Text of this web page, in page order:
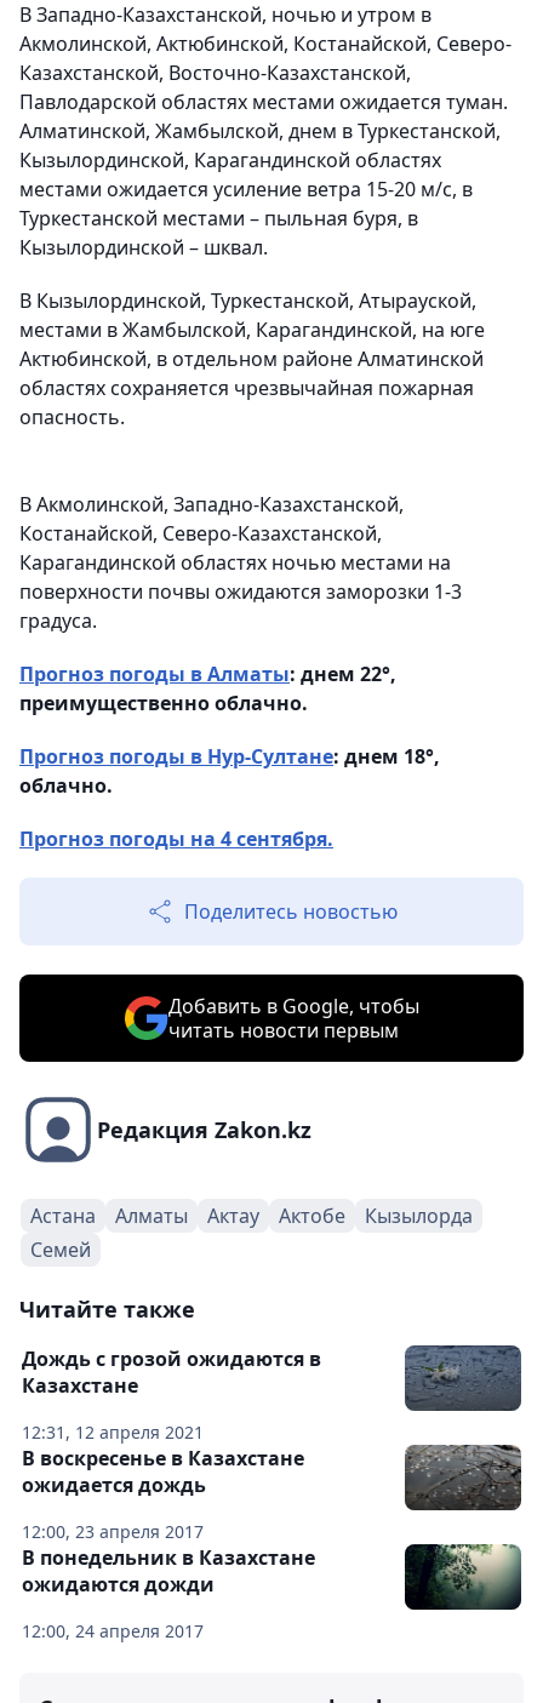
В Западно-Казахстанской, ночью и утром в
Акмолинской, Актюбинской, Костанайской, Северо-
Казахстанской, Восточно-Казахстанской,
Павлодарской областях местами ожидается туман.
Алматинской, Жамбылской, днем в Туркестанской,
Кызылординской, Карагандинской областях
местами ожидается усиление ветра 15-20 м/с, в
Туркестанской местами – пыльная буря, в
Кызылординской – шквал.
В Кызылординской, Туркестанской, Атырауской,
местами в Жамбылской, Карагандинской, на юге
Актюбинской, в отдельном районе Алматинской
областях сохраняется чрезвычайная пожарная
опасность.
В Акмолинской, Западно-Казахстанской,
Костанайской, Северо-Казахстанской,
Карагандинской областях ночью местами на
поверхности почвы ожидаются заморозки 1-3
градуса.
Прогноз погоды в Алматы: днем 22°,
преимущественно облачно.
Прогноз погоды в Нур-Султане: днем 18°,
облачно.
Прогноз погоды на 4 сентября.
Поделитесь новостью
Добавить в Google, чтобы
читать новости первым
Редакция Zakon.kz
Астана Алматы Актау Актобе
Кызылорда
Семей
Читайте также
12:31, 12 апреля 2021
Дождь с грозой ожидаются в
Казахстане
12:00, 23 апреля 2017
В воскресенье в Казахстане
ожидается дождь
12:00, 24 апреля 2017
В понедельник в Казахстане
ожидаются дожди